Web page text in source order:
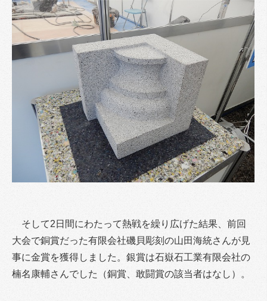
そして2日間にわたって熱戦を繰り広げた結果、前回
大会で銅賞だった有限会社磯貝彫刻の山田海統さんが見
事に金賞を獲得しました。銀賞は石嶽石工業有限会社の
楠名康輔さんでした（銅賞、敢闘賞の該当者はなし）。